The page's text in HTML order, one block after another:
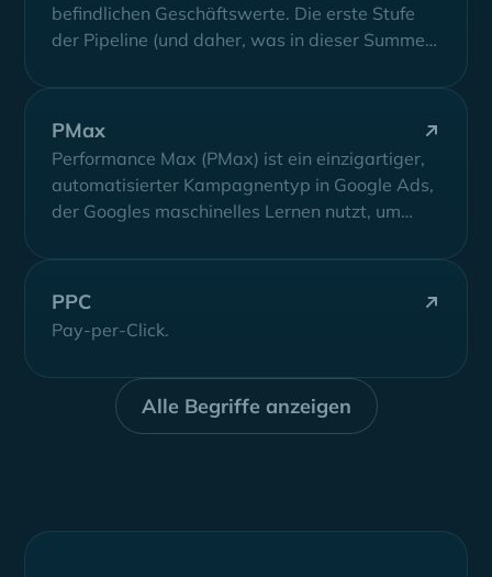
befindlichen Geschäftswerte. Die erste Stufe
der Pipeline (und daher, was in dieser Summe
PMax
Performance Max (PMax) ist ein einzigartiger,
automatisierter Kampagnentyp in Google Ads,
der Googles maschinelles Lernen nutzt, um
PPC
Pay-per-Click.
Alle Begriffe anzeigen